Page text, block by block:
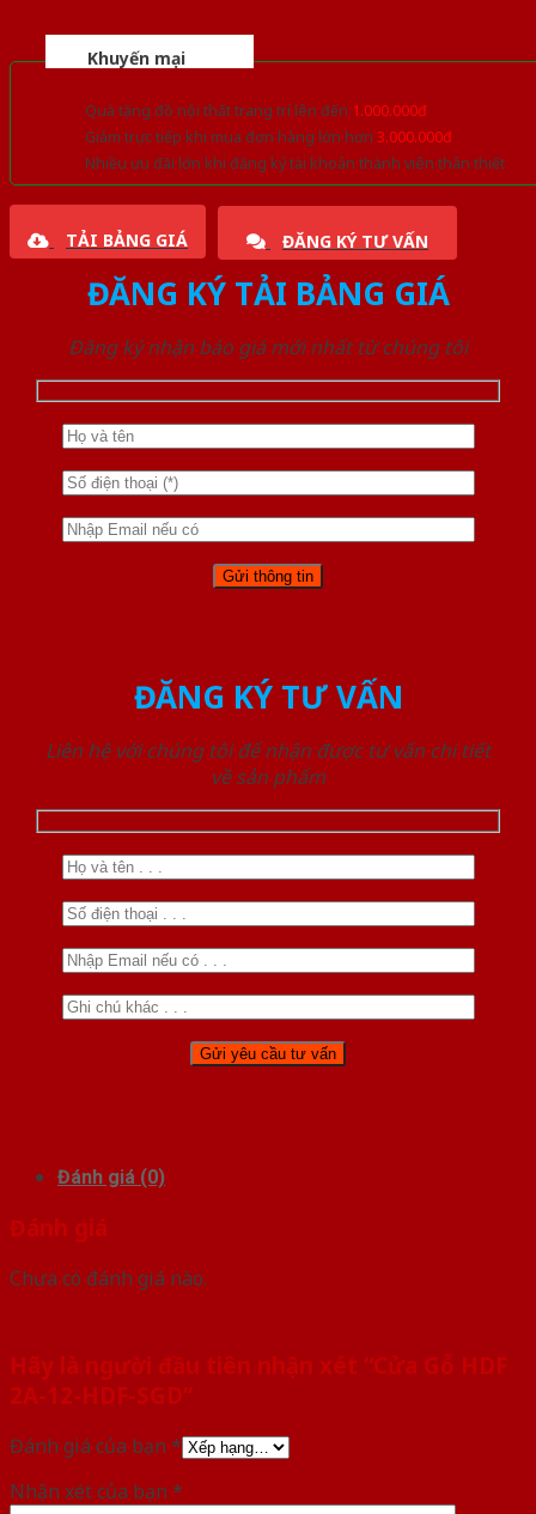
Khuyến mại
Quà tặng đồ nội thất trang trí lên đến 1.000.000đ
Giảm trực tiếp khi mua đơn hàng lớn hơn 3.000.000đ
Nhiều ưu đãi lớn khi đăng ký tài khoản thành viên thân thiết
TẢI BẢNG GIÁ ĐĂNG KÝ TƯ VẤN
ĐĂNG KÝ TẢI BẢNG GIÁ
Đăng ký nhận báo giá mới nhất từ chúng tôi
ĐĂNG KÝ TƯ VẤN
Liên hệ với chúng tôi để nhận được tư vấn chi tiết
về sản phẩm
Đánh giá (0)
Đánh giá
Chưa có đánh giá nào.
Hãy là người đầu tiên nhận xét “Cửa Gỗ HDF
2A-12-HDF-SGD”
Đánh giá của bạn *
Nhận xét của bạn *